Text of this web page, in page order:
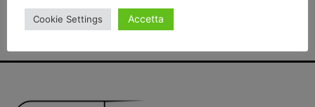
Cookie Settings Accetta